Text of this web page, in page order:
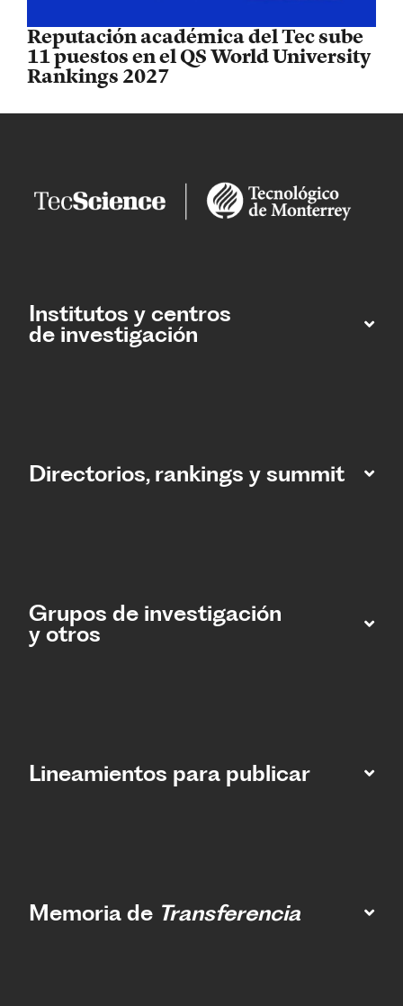
Reputación académica del Tec sube
11 puestos en el QS World University
Rankings 2027
Institutos y centros
de investigación
Directorios, rankings y summit
Grupos de investigación
y otros
Lineamientos para publicar
Memoria de Transferencia